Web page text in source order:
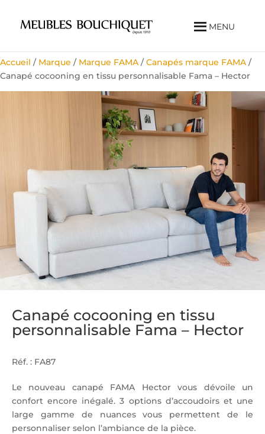
MENU
Accueil / Marque / Marque FAMA /Canapés marque FAMA /
Canapé cocooning en tissu personnalisable Fama – Hector
Canapé cocooning en tissu
personnalisable Fama – Hector
Réf. : FA87
Le nouveau canapé FAMA Hector vous dévoile un
confort encore inégalé. 3 options d’accoudoirs et une
large gamme de nuances vous permettent de le
personnaliser selon l’ambiance de la pièce.